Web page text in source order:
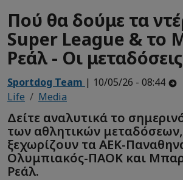
Πού θα δούμε τα
Super League & το
Ρεάλ - Οι μεταδόσεις
Sportdog Team | 10/05/26 - 08:44
Life
Media
Δείτε αναλυτικά το
των αθλητικών
ξεχωρίζουν τα ΑΕΚ-
Ολυμπιακός-ΠΑΟΚ και
Ρεάλ.